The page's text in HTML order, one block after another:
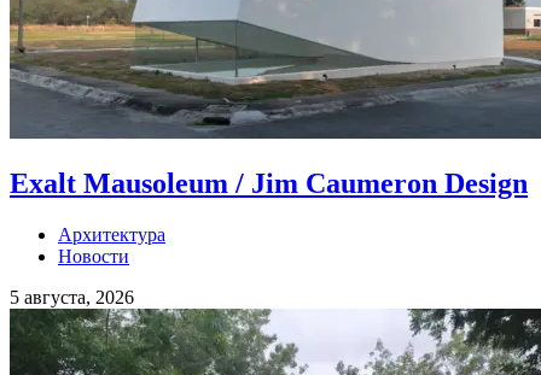
Exalt Mausoleum / Jim Caumeron Design
Архитектура
Новости
5 августа, 2026